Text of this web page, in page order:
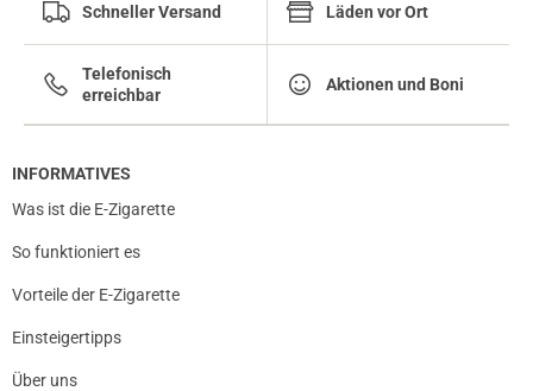
Schneller Versand Läden vor Ort
Telefonisch
erreichbar
Aktionen und Boni
INFORMATIVES
Was ist die E-Zigarette
So funktioniert es
Vorteile der E-Zigarette
Einsteigertipps
Über uns